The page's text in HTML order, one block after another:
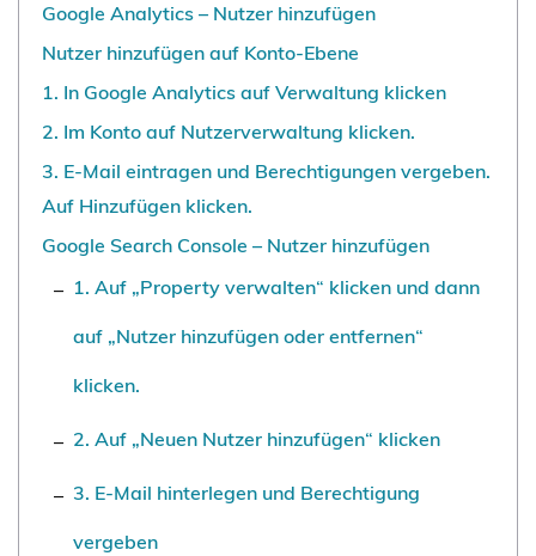
Google Analytics – Nutzer hinzufügen
Nutzer hinzufügen auf Konto-Ebene
1. In Google Analytics auf Verwaltung klicken
2. Im Konto auf Nutzerverwaltung klicken.
3. E-Mail eintragen und Berechtigungen vergeben.
Auf Hinzufügen klicken.
Google Search Console – Nutzer hinzufügen
1. Auf „Property verwalten“ klicken und dann
auf „Nutzer hinzufügen oder entfernen“
klicken.
2. Auf „Neuen Nutzer hinzufügen“ klicken
3. E-Mail hinterlegen und Berechtigung
vergeben